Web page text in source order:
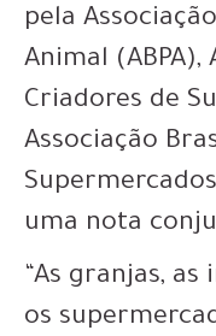
pela
Animal
Criadores de
Associação
uma nota
“As granjas,
os